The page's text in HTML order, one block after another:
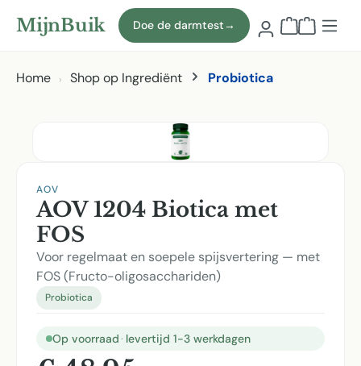
Naar hoofdinhoud
MijnBuik Doe de darmtest→
Home Shop op Ingrediënt Probiotica
AOV
AOV 1204 Biotica met
FOS
Voor regelmaat en soepele spijsvertering — met
FOS (Fructo-oligosacchariden)
Probiotica
Op voorraad · levertijd 1-3 werkdagen